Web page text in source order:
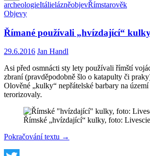
Email
archeologieItálielázněobjevŘímstarověk
Objevy
Římané používali „hvízdající“
29.6.2016 Jan Handl
Asi před osmnácti sty lety používali římští
zbraní (pravděpodobně šlo o katapulty či
Olověné „kulky“ nepřátelské barbary na
terorizovaly.
Římské „hvízdající“ kulky, foto:
Pokračování textu Římané
→